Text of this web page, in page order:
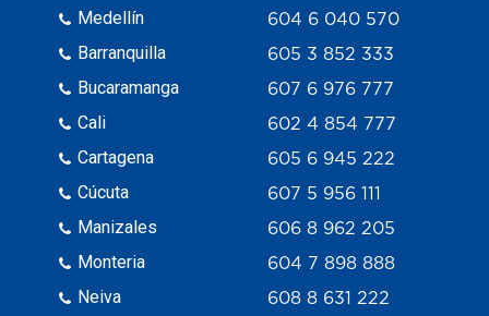
Medellín
Barranquilla
Bucaramanga
Cali
Cartagena
Cúcuta
Manizales
Monteria
Neiva
604 6 040 570
605 3 852 333
607 6 976 777
602 4 854 777
605 6 945 222
607 5 956 111
606 8 962 205
604 7 898 888
608 8 631 222